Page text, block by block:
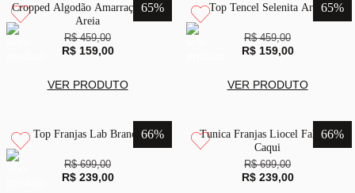
65%
Cropped Algodão Amarração Lab
Areia
R$ 459,00
R$ 159,00
VER PRODUTO
65%
Top Tencel Selenita Areia
R$ 459,00
R$ 159,00
VER PRODUTO
66%
Top Franjas Lab Branco
R$ 699,00
R$ 239,00
66%
Tunica Franjas Liocel Falesias
Caqui
R$ 699,00
R$ 239,00